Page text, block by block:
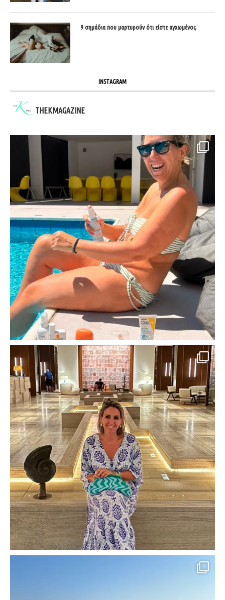
9 σημάδια που μαρτυρούν ότι είστε αγχωμένοι;
INSTAGRAM
THEKMAGAZINE